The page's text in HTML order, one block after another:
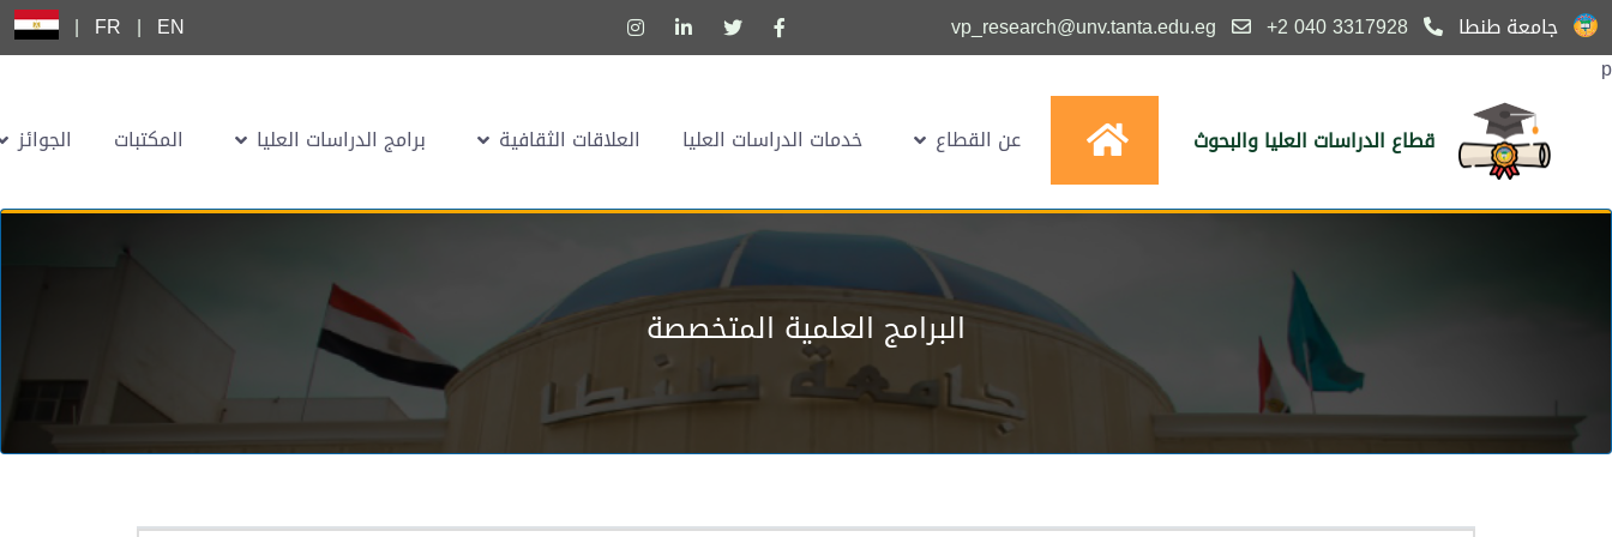
جامعة طنطا 3317928 040 2+
vp_research@unv.tanta.edu.eg
EN
|
FR
|
p
قطاع الدراسات العليا والبحوث
عن القطاع خدمات الدراسات العليا العلاقات الثقافية برامج الدراسات العليا المكتبات الجوائز
البرامج العلمية المتخصصة